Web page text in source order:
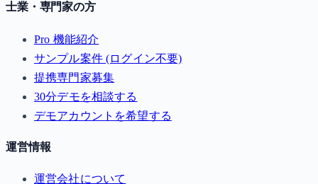
士業・専門家の方
Pro 機能紹介
サンプル案件 (ログイン不要)
提携専門家募集
30分デモを相談する
デモアカウントを希望する
運営情報
運営会社について